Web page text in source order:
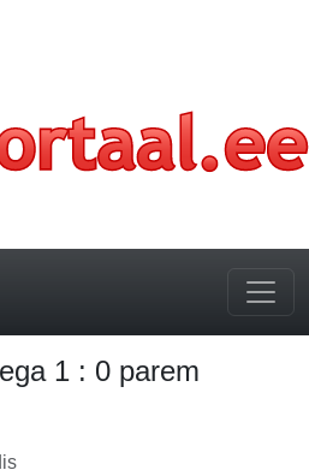
1 : 0 parem